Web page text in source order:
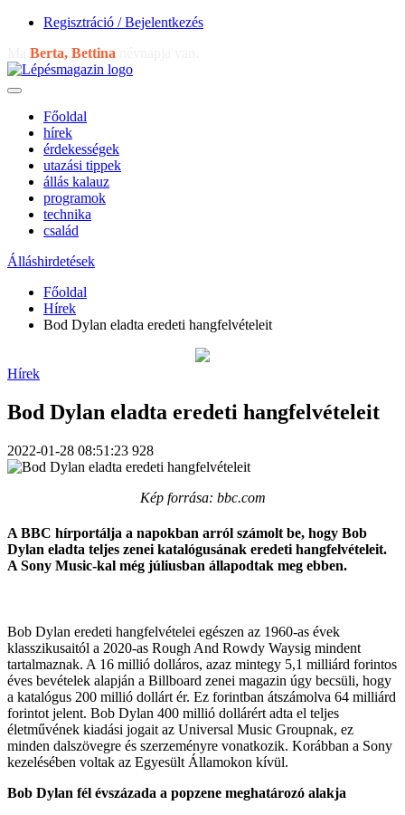
Regisztráció / Bejelentkezés
Berta, Bettina
Főoldal
hírek
érdekességek
utazási tippek
állás kalauz
programok
technika
család
Álláshirdetések
Főoldal
Hírek
Bod Dylan eladta eredeti hangfelvételeit
Hírek
Bod Dylan eladta eredeti hangfelvételeit
2022-01-28 08:51:23 928
Kép forrása: bbc.com
A BBC hírportálja a napokban arról számolt be, hogy Bob
Dylan eladta teljes zenei katalógusának eredeti hangfelvételeit.
A Sony Music-kal még júliusban állapodtak meg ebben.
Bob Dylan eredeti hangfelvételei egészen az 1960-as évek
klasszikusaitól a 2020-as Rough And Rowdy Waysig mindent
tartalmaznak. A 16 millió dolláros, azaz mintegy 5,1 milliárd forintos
éves bevételek alapján a Billboard zenei magazin úgy becsüli, hogy
a katalógus 200 millió dollárt ér. Ez forintban átszámolva 64 milliárd
forintot jelent. Bob Dylan 400 millió dollárért adta el teljes
életművének kiadási jogait az Universal Music Groupnak, ez
minden dalszövegre és szerzeményre vonatkozik. Korábban a Sony
kezelésében voltak az Egyesült Államokon kívül.
Bob Dylan fél évszázada a popzene meghatározó alakja